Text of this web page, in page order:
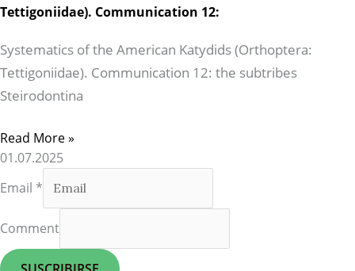
Tettigoniidae). Communication 12:
Systematics of the American Katydids (Orthoptera:
Tettigoniidae). Communication 12: the subtribes
Steirodontina
Read More »
01.07.2025
Email *
Comment